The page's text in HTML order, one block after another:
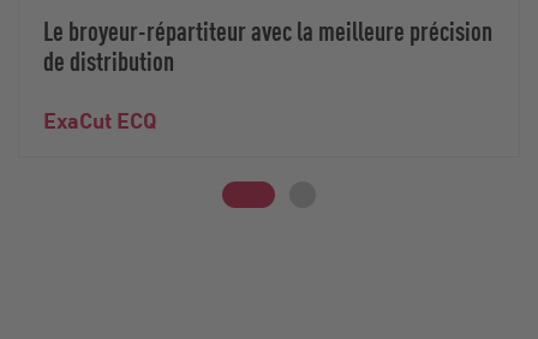
Le broyeur-répartiteur avec la meilleure précision
de distribution
ExaCut ECQ